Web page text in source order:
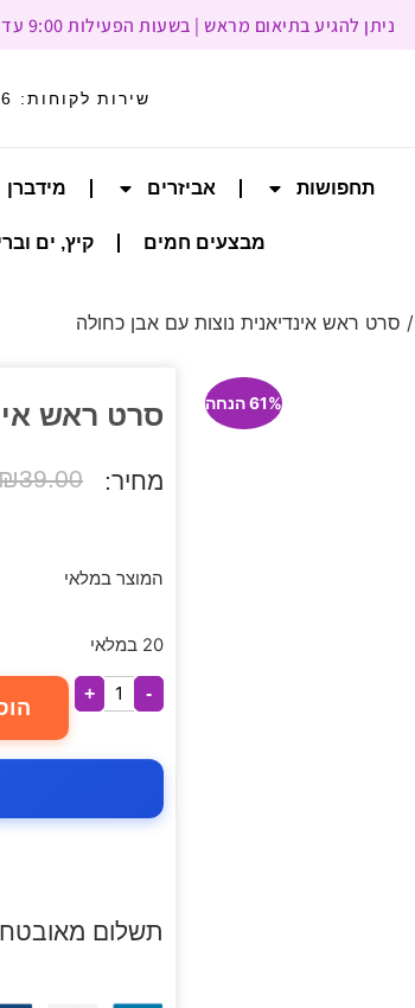
ניתן להגיע בתיאום מראש | בשעות הפעילות 9:00 עד 20:00 ניתן לרכוש במקום , מרחוב ז’בוטינסקי 93, רמת גן
שירות לקוחות:
תחפושות אביזרים מידברן
מבצעים חמים קיץ, ים
/ סרט ראש אינדיאנית נוצות עם אבן כחולה
61% הנחה סרט ראש
מחיר: 39.00
המוצר במלאי
20 במלאי
-
+
תשלום